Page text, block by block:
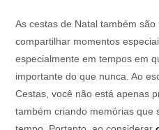
As cestas de Natal também
compartilhar momentos
especialmente em tempos em
importante do que nunca. Ao
Cestas, você não está apenas
também criando memórias que